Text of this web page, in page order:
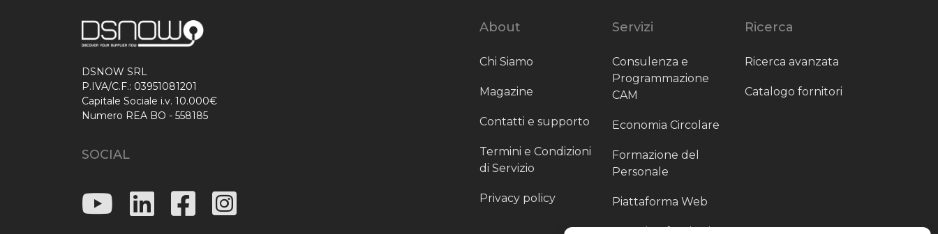
DSNOW SRL
P.IVA/C.F.: 03951081201
Capitale Sociale i.v. 10.000€
Numero REA BO - 558185
SOCIAL
About
Chi Siamo
Magazine
Contatti e supporto
Termini e Condizioni
di Servizio
Privacy policy
Servizi
Consulenza e
Programmazione
CAM
Economia Circolare
Formazione del
Personale
Piattaforma Web
Ricerca
Ricerca avanzata
Catalogo fornitori